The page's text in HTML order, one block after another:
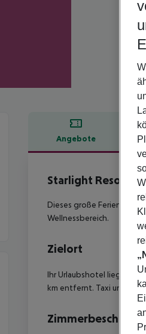
Angebote
Starlight Resort
Dieses große Feriendorf
Wellnessbereich.
Zielort
Ihr Urlaubshotel liegt
km entfernt. Taxi und